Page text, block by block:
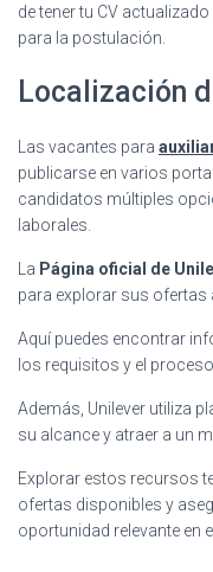
de tener tu CV
para la postulación.
Localización
Las vacantes para
publicarse en varios
candidatos múltiples
laborales.
La Página oficial de
para explorar sus ofertas
Aquí puedes encontrar
los requisitos y el
Además, Unilever utiliza
su alcance y atraer a un
Explorar estos recursos
ofertas disponibles y
oportunidad relevante en